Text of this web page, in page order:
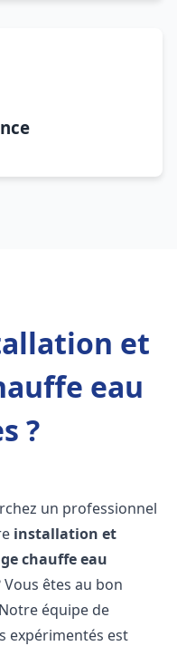
et
eau
?
un professionnel
installation et
chauffe eau
Vous êtes au bon
équipe de
expérimentés est